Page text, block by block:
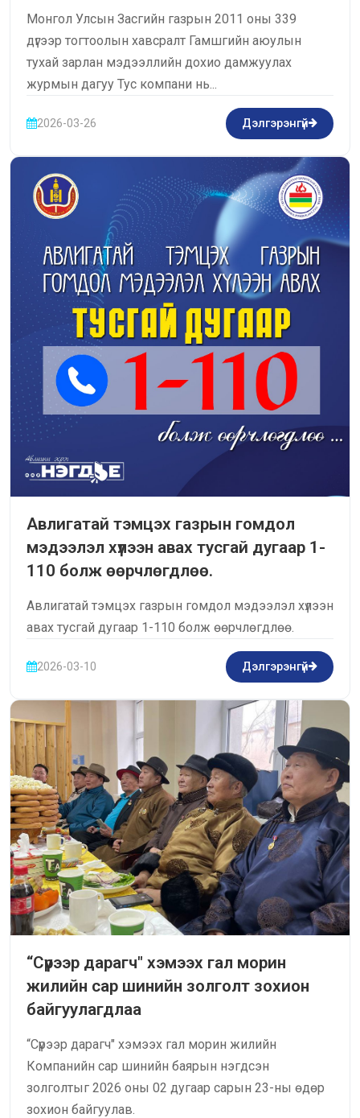
Монгол Улсын Засгийн газрын 2011 оны 339
дүгээр тогтоолын хавсралт Гамшгийн аюулын
тухай зарлан мэдээллийн дохио дамжуулах
журмын дагуу Тус компани нь...
2026-03-26 Дэлгэрэнгүй
Авлигатай тэмцэх газрын гомдол
мэдээлэл хүлээн авах тусгай дугаар 1-
110 болж өөрчлөгдлөө.
Авлигатай тэмцэх газрын гомдол мэдээлэл хүлээн
авах тусгай дугаар 1-110 болж өөрчлөгдлөө.
2026-03-10 Дэлгэрэнгүй
“Сүрээр дарагч" хэмээх гал морин
жилийн сар шинийн золголт зохион
байгуулагдлаа
“Сүрээр дарагч" хэмээх гал морин жилийн
Компанийн сар шинийн баярын нэгдсэн
золголтыг 2026 оны 02 дугаар сарын 23-ны өдөр
зохион байгуулав.